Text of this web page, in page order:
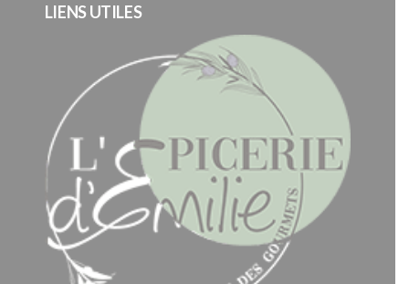
LIENS UTILES